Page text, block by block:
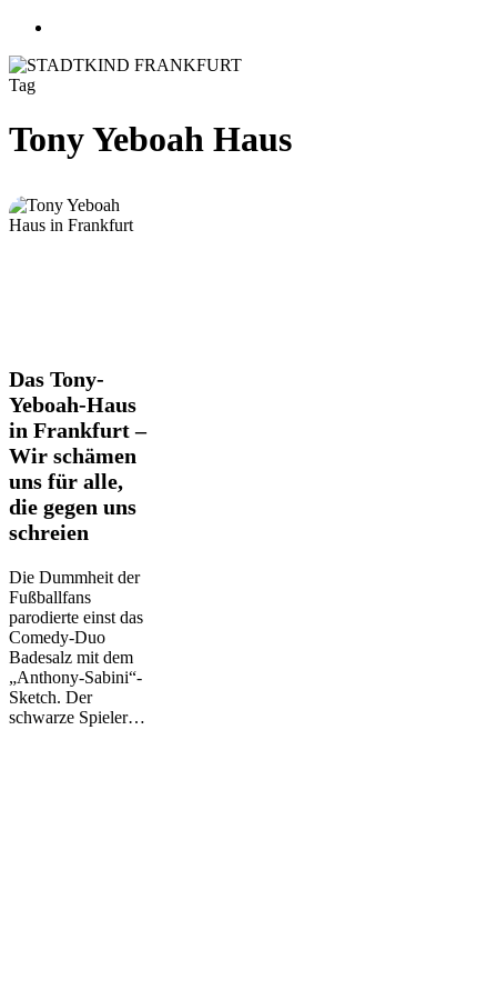
Tag
Tony Yeboah Haus
Das
Tony-
Yeboah-
Haus
in
Frankfurt
–
Wir
schämen
für
alle,
die
gegen
uns
schreien
Das Tony-
Yeboah-Haus
in Frankfurt –
Wir schämen
uns für alle,
die gegen uns
schreien
Die Dummheit der
Fußballfans
parodierte einst das
Comedy-Duo
Badesalz mit dem
„Anthony-Sabini“-
Sketch. Der
schwarze Spieler…